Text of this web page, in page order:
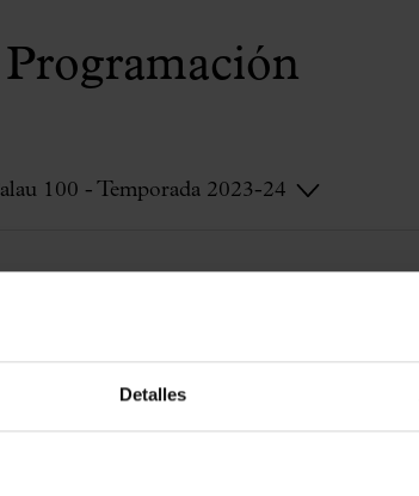
Detalles
Programación
100 - Temporada 2023-24